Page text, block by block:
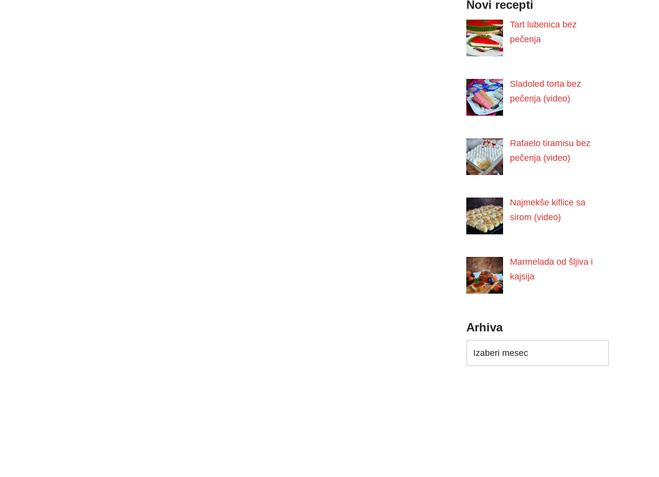
Novi recepti
Tart lubenica bez
pečenja
Sladoled torta bez
pečenja (video)
Rafaelo tiramisu bez
pečenja (video)
Najmekše kiflice sa
sirom (video)
Marmelada od šljiva i
kajsija
Arhiva